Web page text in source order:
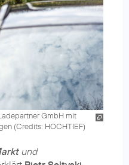
GmbH mit
(Credits: HOCHTIEF)
und